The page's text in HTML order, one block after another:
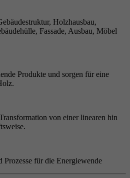
Holzhausbau,
Fassade, Ausbau, Möbel
Produkte und sorgen für eine
von einer linearen hin
für die Energiewende